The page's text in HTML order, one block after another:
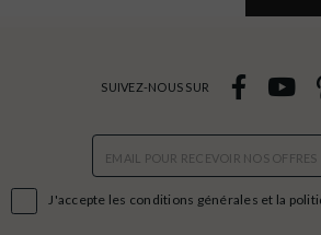
J'accepte les conditions générales et la
SUIVEZ-NOUS SUR